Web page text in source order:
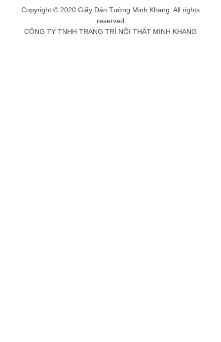
Copyright © 2020 Giấy Dán Tường Minh Khang. All rights
reserved
CÔNG TY TNHH TRANG TRÍ NỘI THẤT MINH KHANG